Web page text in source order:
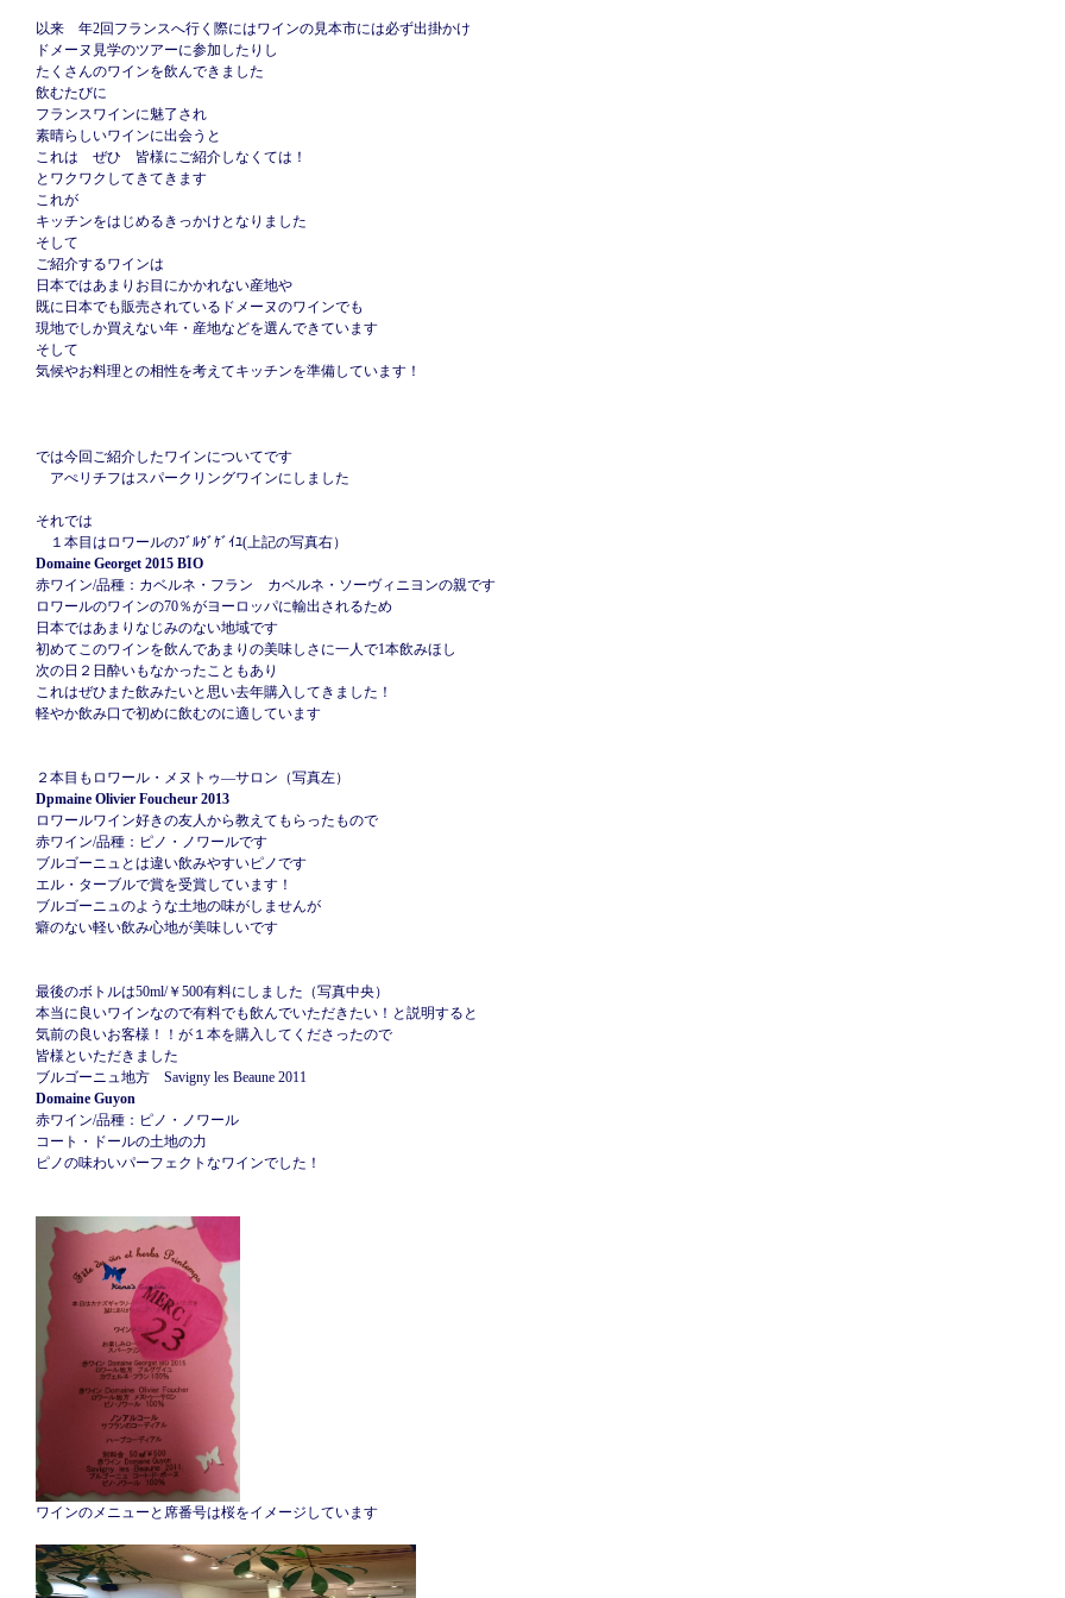
以来 年2回フランスへ行く際にはワインの見本市には必ず出掛かけ
ドメーヌ見学のツアーに参加したりし
たくさんのワインを飲んできました
飲むたびに
フランスワインに魅了され
素晴らしいワインに出会うと
これは ぜひ 皆様にご紹介しなくては！
とワクワクしてきてきます
これが
キッチンをはじめるきっかけとなりました
そして
ご紹介するワインは
日本ではあまりお目にかかれない産地や
既に日本でも販売されているドメーヌのワインでも
現地でしか買えない年・産地などを選んできています
そして
気候やお料理との相性を考えてキッチンを準備しています！
では今回ご紹介したワインについてです
アぺリチフはスパークリングワインにしました
それでは
１本目はロワールのﾌﾞﾙｸﾞｹﾞｲﾕ(上記の写真右）
Domaine Georget 2015 BIO
赤ワイン/品種：カベルネ・フラン カベルネ・ソーヴィニヨンの親です
ロワールのワインの70％がヨーロッパに輸出されるため
日本ではあまりなじみのない地域です
初めてこのワインを飲んであまりの美味しさに一人で1本飲みほし
次の日２日酔いもなかったこともあり
これはぜひまた飲みたいと思い去年購入してきました！
軽やか飲み口で初めに飲むのに適しています
２本目もロワール・メヌトゥ―サロン（写真左）
Dpmaine Olivier Foucheur 2013
ロワールワイン好きの友人から教えてもらったもので
赤ワイン/品種：ピノ・ノワールです
ブルゴーニュとは違い飲みやすいピノです
エル・ターブルで賞を受賞しています！
ブルゴーニュのような土地の味がしませんが
癖のない軽い飲み心地が美味しいです
最後のボトルは50ml/￥500有料にしました（写真中央）
本当に良いワインなので有料でも飲んでいただきたい！と説明すると
気前の良いお客様！！が１本を購入してくださったので
皆様といただきました
ブルゴーニュ地方 Savigny les Beaune 2011
Domaine Guyon
赤ワイン/品種：ピノ・ノワール
コート・ドールの土地の力
ピノの味わいパーフェクトなワインでした！
ワインのメニューと席番号は桜をイメージしています